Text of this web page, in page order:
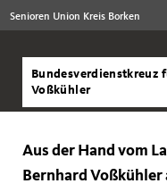
Senioren Union Kreis Borken
Bundesverdienstkreuz
Voßkühler
Aus der Hand vom
Bernhard Voßkühler